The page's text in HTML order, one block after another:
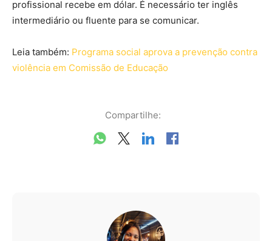
profissional recebe em dólar. É necessário ter inglês
intermediário ou fluente para se comunicar.
Leia também: Programa social aprova a prevenção contra
violência em Comissão de Educação
Compartilhe: